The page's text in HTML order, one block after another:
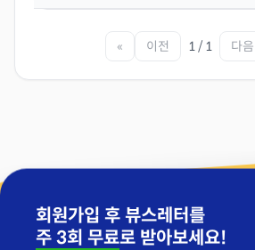
« 이전 1 / 1 다음
회원가입 후 뷰스레터를
주 3회 무료로 받아보세요!